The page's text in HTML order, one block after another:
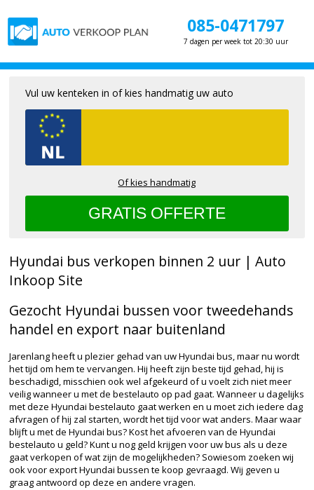
085-0471797
7 dagen per week tot 20:30 uur
Hyundai bus verkopen binnen 2 uur | Auto
Inkoop Site
Gezocht Hyundai bussen voor tweedehands
handel en export naar buitenland
Jarenlang heeft u plezier gehad van uw Hyundai bus, maar nu wordt
het tijd om hem te vervangen. Hij heeft zijn beste tijd gehad, hij is
beschadigd, misschien ook wel afgekeurd of u voelt zich niet meer
veilig wanneer u met de bestelauto op pad gaat. Wanneer u dagelijks
met deze Hyundai bestelauto gaat werken en u moet zich iedere dag
afvragen of hij zal starten, wordt het tijd voor wat anders. Maar waar
blijft u met de Hyundai bus? Kost het afvoeren van de Hyundai
bestelauto u geld? Kunt u nog geld krijgen voor uw bus als u deze
gaat verkopen of wat zijn de mogelijkheden? Sowiesom zoeken wij
ook voor export Hyundai bussen te koop gevraagd. Wij geven u
graag antwoord op deze en andere vragen.
Vul uw kenteken in of kies handmatig uw auto
Of kies handmatig